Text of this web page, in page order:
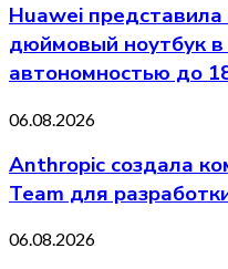
Huawei
дюймовый ноутбук
автономностью до
06.08.2026
Anthropic создала
Team для
06.08.2026